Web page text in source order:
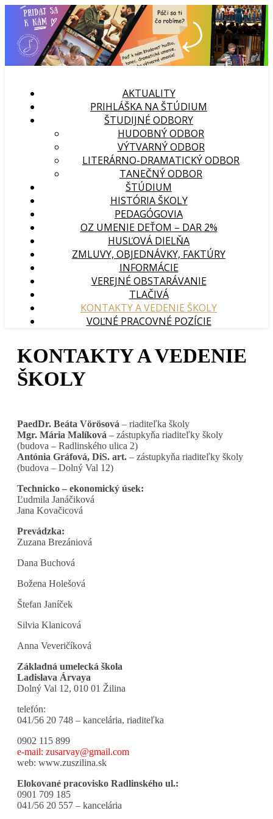
AKTUALITY
PRIHLÁŠKA NA ŠTÚDIUM
ŠTUDIJNÉ ODBORY
HUDOBNÝ ODBOR
VÝTVARNÝ ODBOR
LITERÁRNO-DRAMATICKÝ ODBOR
TANEČNÝ ODBOR
ŠTÚDIUM
HISTÓRIA ŠKOLY
PEDAGÓGOVIA
OZ UMENIE DEŤOM – DAR 2%
HUSĽOVÁ DIELŇA
ZMLUVY, OBJEDNÁVKY, FAKTÚRY
INFORMÁCIE
VEREJNÉ OBSTARÁVANIE
TLAČIVÁ
KONTAKTY A VEDENIE ŠKOLY
VOĽNÉ PRACOVNÉ POZÍCIE
KONTAKTY A VEDENIE
ŠKOLY
PaedDr. Beáta Vörösová – riaditeľka školy
Mgr. Mária Malíková – zástupkyňa riaditeľky školy
(budova – Radlinského ulica 2)
Antónia Gráfová, DiS. art. – zástupkyňa riaditeľky školy
(budova – Dolný Val 12)
Technicko – ekonomický úsek:
Ľudmila Janáčiková
Jana Kovačicová
Prevádzka:
Zuzana Brezániová
Dana Buchová
Božena Holešová
Štefan Janíček
Silvia Klanicová
Anna Veveričíková
Základná umelecká škola
Ladislava Árvaya
Dolný Val 12, 010 01 Žilina
telefón:
041/56 20 748 – kancelária, riaditeľka
0902 115 899
e-mail: zusarvay@gmail.com
web: www.zuszilina.sk
Elokované pracovisko Radlinského ul.:
0901 709 185
041/56 20 557 – kancelária